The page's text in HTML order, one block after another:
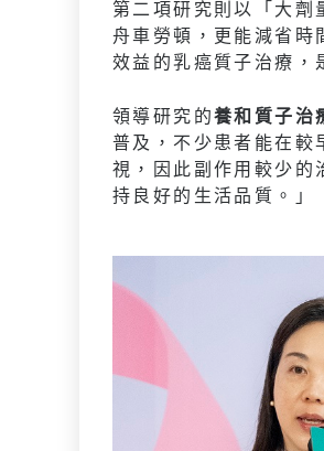
第二項研究則以「大劑
舟車勞頓，更能減省時
效益的乳癌質子治療，
領導研究的養和質子治
普及，不少患者能在較
視，因此副作用較少的
持良好的生活品質。」